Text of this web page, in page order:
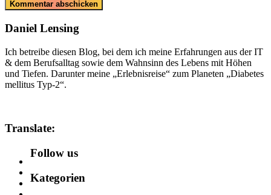
Daniel Lensing
Ich betreibe diesen Blog, bei dem ich meine Erfahrungen aus der IT
& dem Berufsalltag sowie dem Wahnsinn des Lebens mit Höhen
und Tiefen. Darunter meine „Erlebnisreise“ zum Planeten „Diabetes
mellitus Typ-2“.
Translate:
Follow us
Kategorien